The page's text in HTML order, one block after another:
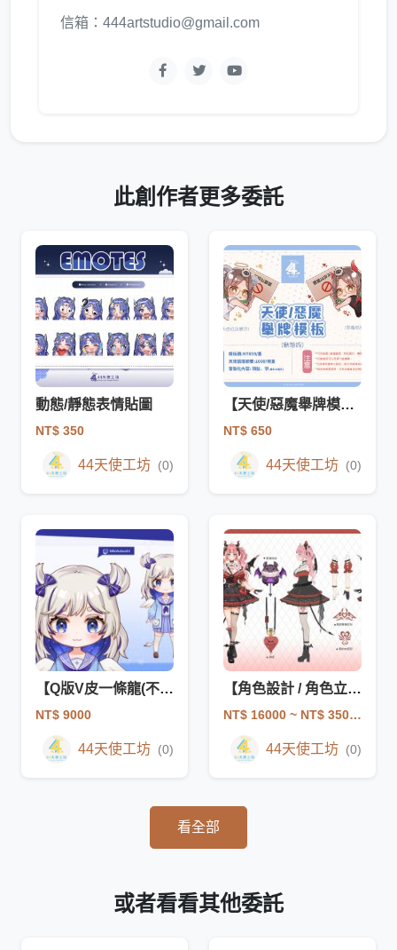
信箱：444artstudio@gmail.com
此創作者更多委託
動態/靜態表情貼圖
NT$ 350
44天使工坊 (0)
【天使/惡魔舉牌模板】
NT$ 650
44天使工坊 (0)
【Q版V皮一條龍(不含設計)】
NT$ 9000
44天使工坊 (0)
【角色設計 / 角色立繪】
NT$ 16000 ~ NT$ 35000
44天使工坊 (0)
看全部
或者看看其他委託